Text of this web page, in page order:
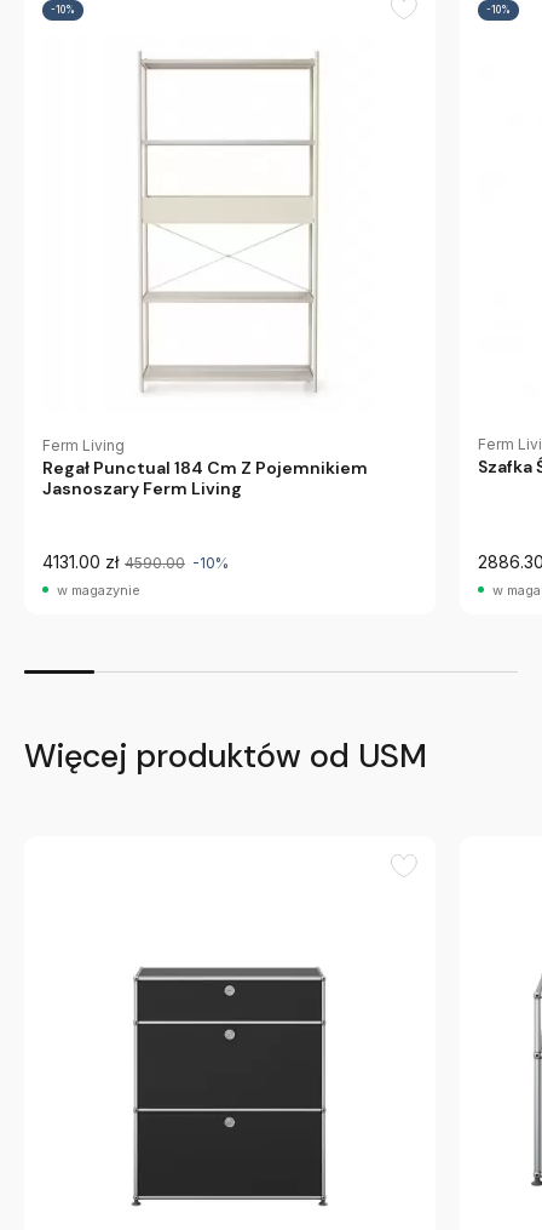
-10%
Ferm Living
Regał Punctual 184 Cm Z Pojemnikiem
Jasnoszary Ferm Living
4131.00 zł 4590.00 -10%
w magazynie
-10%
Ferm
Szafka
w
Więcej produktów od USM